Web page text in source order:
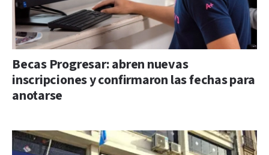
Becas Progresar: abren nuevas
inscripciones y confirmaron las fechas para
anotarse